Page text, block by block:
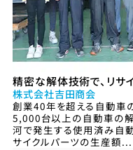
精密な解体技術で、リサ
株式会社吉田商会
創業40年を超える自動車
5,000台以上の自動車の解
河で発生する使用済み自
サイクルパーツの生産額...